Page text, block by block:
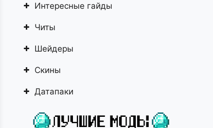
Интересные гайды
Читы
Шейдеры
Скины
Датапаки